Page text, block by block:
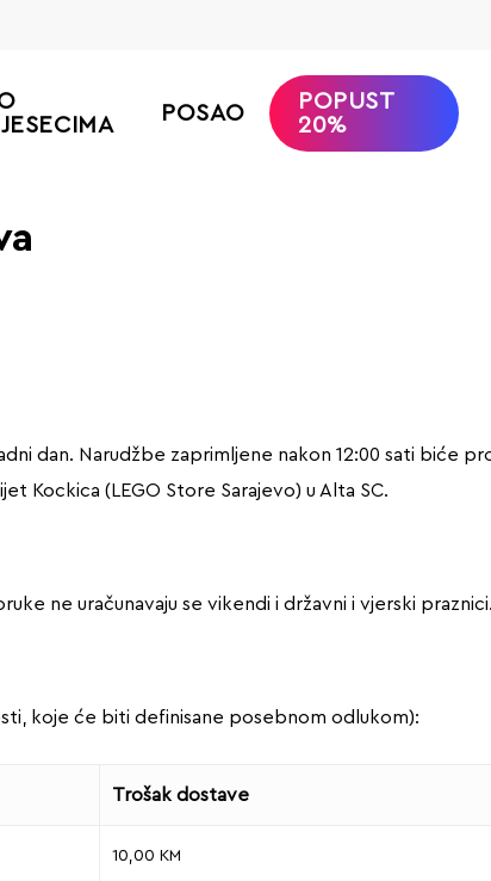
POSAO
POPUST
20%
dan. Narudžbe zaprimljene nakon 12:00 sati biće
Kockica (LEGO Store Sarajevo) u Alta SC.
ne uračunavaju se vikendi i državni i vjerski praznici.
koje će biti definisane posebnom odlukom):
Trošak dostave
10,00 KM